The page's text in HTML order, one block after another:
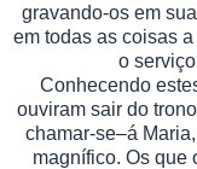
gravando-os em
em todas as coisas
o
Conhecendo
ouviram sair do
chamar-se–á
magnífico. Os que